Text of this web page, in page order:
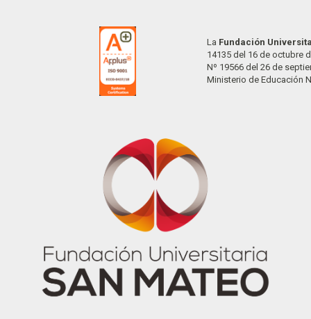
La Fundación
14135 del 16 de octubre
Nº 19566 del 26 de
Ministerio de Educación